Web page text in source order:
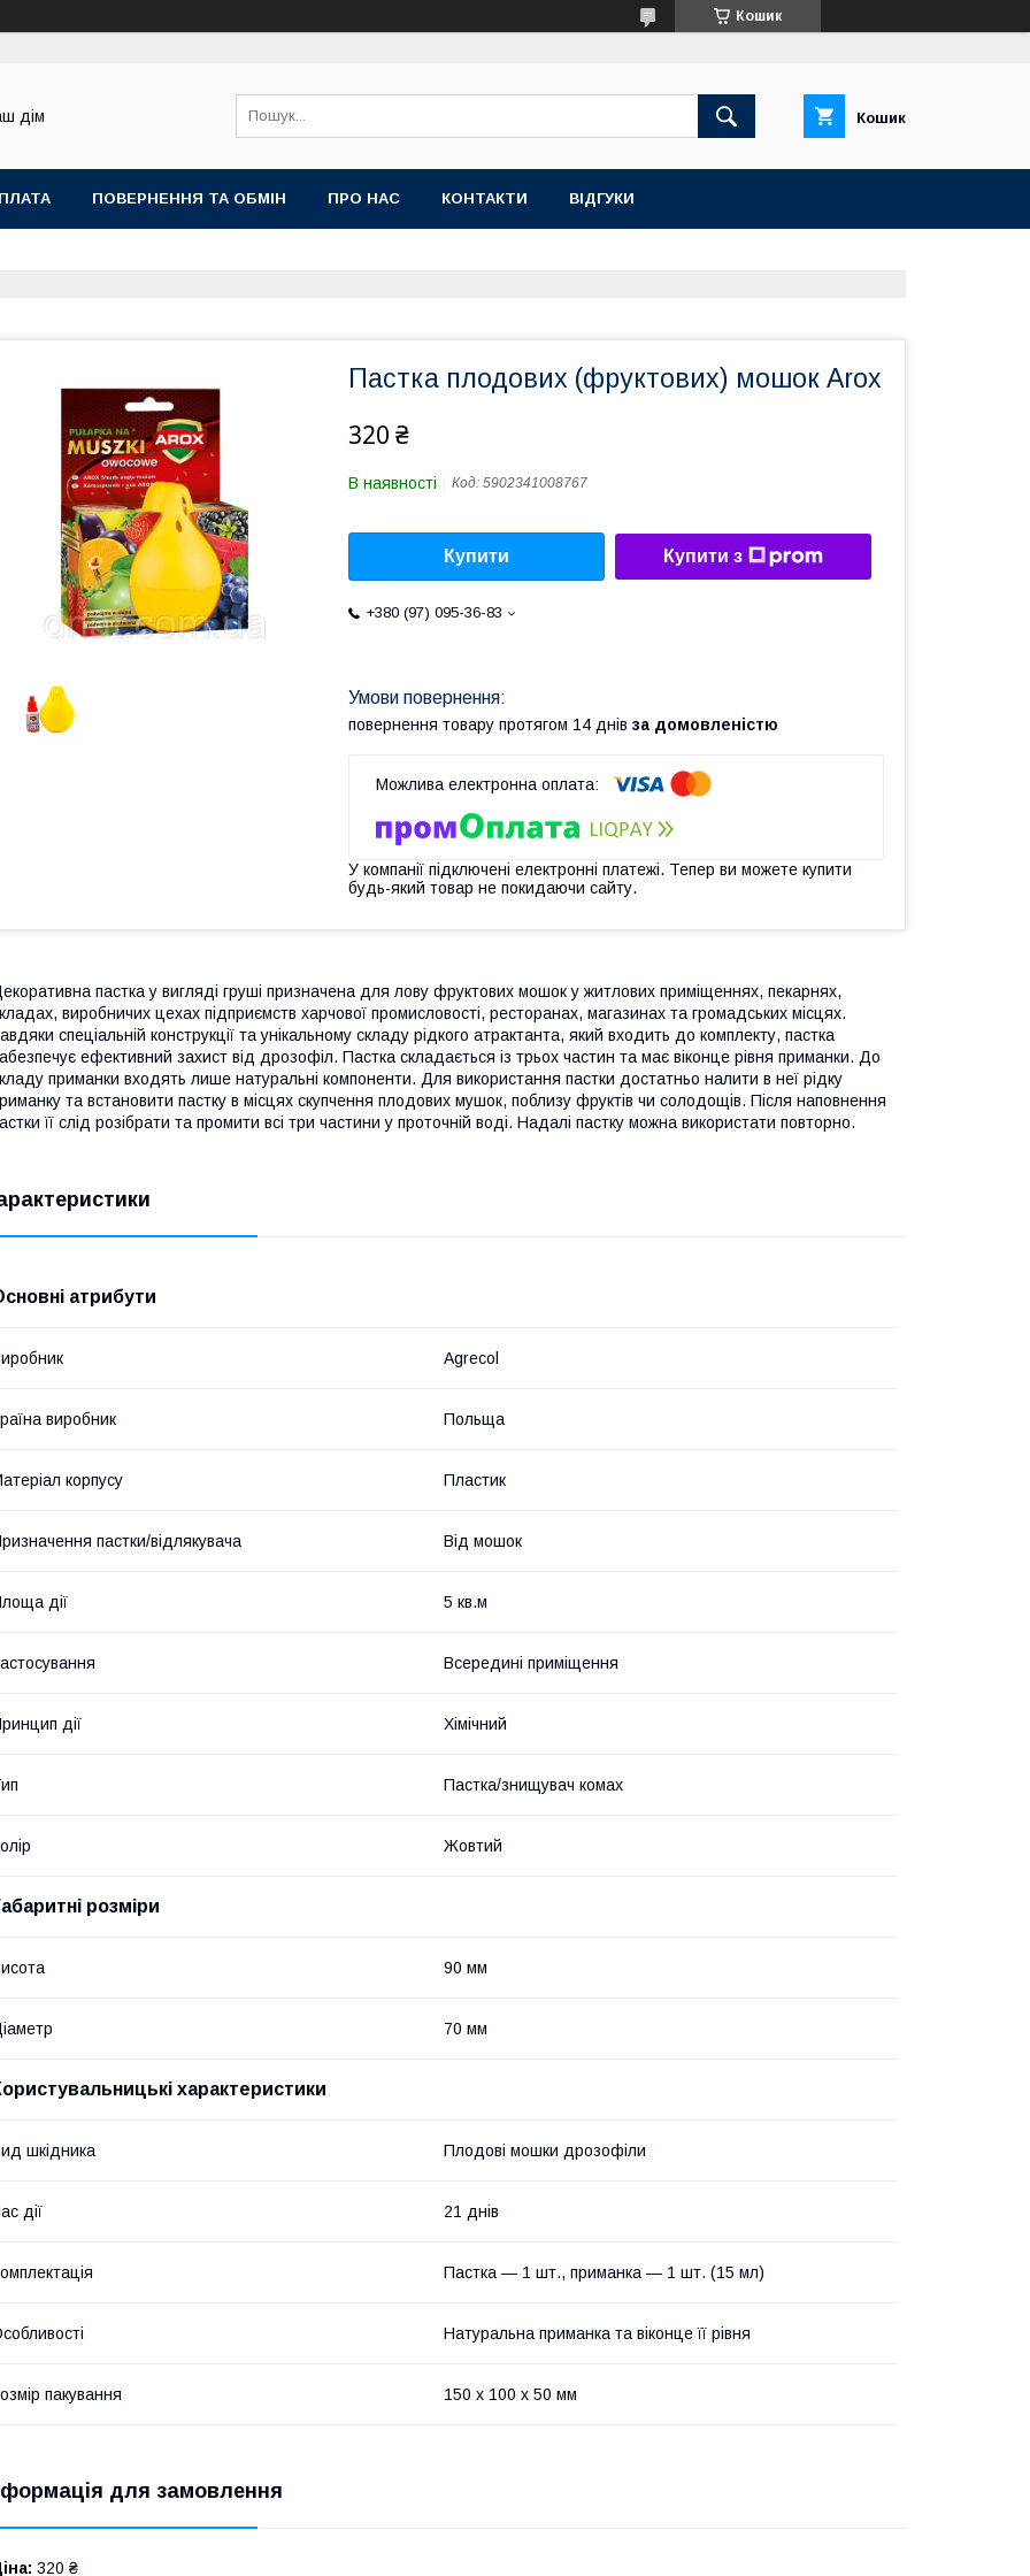
Кошик
дім Кошик
ПОВЕРНЕННЯ ТА ОБМІН ПРО НАС КОНТАКТИ ВІДГУКИ
Пастка плодових (фруктових) мошок Arox
320 ₴
В наявності Код: 5902341008767
Купити Купити з
+380 (97) 095-36-83
повернення товару протягом 14 днів за домовленістю
У компанії підключені електронні платежі. Тепер ви можете купити
будь-який товар не покидаючи сайту.
пастка у вигляді груші призначена для лову фруктових мошок у житлових приміщеннях, пекарнях,
виробничих цехах підприємств харчової промисловості, ресторанах, магазинах та громадських місцях.
спеціальній конструкції та унікальному складу рідкого атрактанта, який входить до комплекту, пастка
ефективний захист від дрозофіл. Пастка складається із трьох частин та має віконце рівня приманки. До
приманки входять лише натуральні компоненти. Для використання пастки достатньо налити в неї рідку
та встановити пастку в місцях скупчення плодових мушок, поблизу фруктів чи солодощів. Після наповнення
її слід розібрати та промити всі три частини у проточній воді. Надалі пастку можна використати повторно.
атрибути
Agrecol
виробник Польща
корпусу Пластик
пастки/відлякувача Від мошок
дії 5 кв.м
Всередині приміщення
дії Хімічний
Пастка/знищувач комах
Жовтий
розміри
90 мм
70 мм
характеристики
шкідника Плодові мошки дрозофіли
дії 21 днів
Пастка — 1 шт., приманка — 1 шт. (15 мл)
Натуральна приманка та віконце її рівня
пакування 150 х 100 х 50 мм
для замовлення
320 ₴